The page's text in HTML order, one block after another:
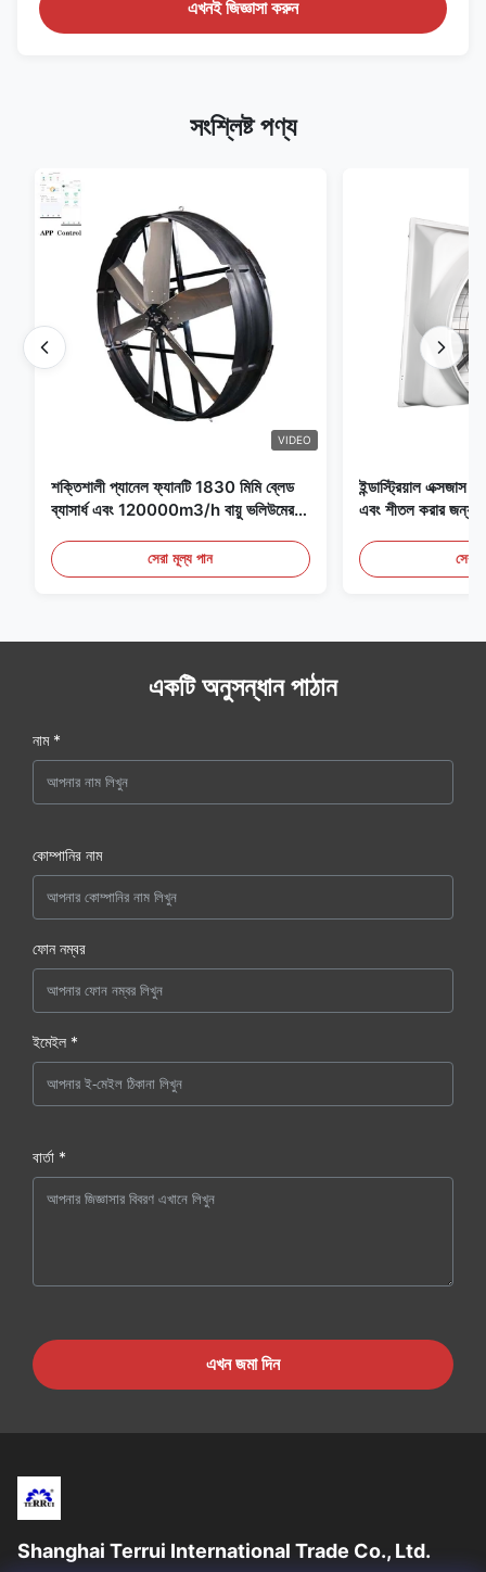
এখনই জিজ্ঞাসা করুন
সংশ্লিষ্ট পণ্য
VIDEO
শক্তিশালী প্যানেল ফ্যানটি 1830 মিমি ব্লেড
ব্যাসার্ধ এবং 120000m3/h বায়ু ভলিউমের
হয়েছে
সেরা মূল্য পান
ইন্ডাস্ট্রিয়াল এক্সজাস
এবং শীতল করার জন্য
সেরা
একটি অনুসন্ধান পাঠান
নাম *
কোম্পানির নাম
ফোন নম্বর
ইমেইল *
বার্তা *
এখন জমা দিন
Shanghai Terrui International Trade Co., Ltd.